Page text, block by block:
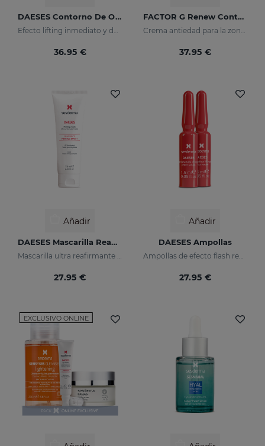
DAESES Contorno De Ojos Y Labios
Efecto lifting inmediato y duradero
36.95 €
FACTOR G Renew Contorno De Ojos
Crema antiedad para la zona del contorno de ojos
37.95 €
Añadir
DAESES Mascarilla Reafirmante
27.95 €
Añadir
DAESES Ampollas
Ampollas de efecto flash reafirmante
27.95 €
EXCLUSIVO ONLINE